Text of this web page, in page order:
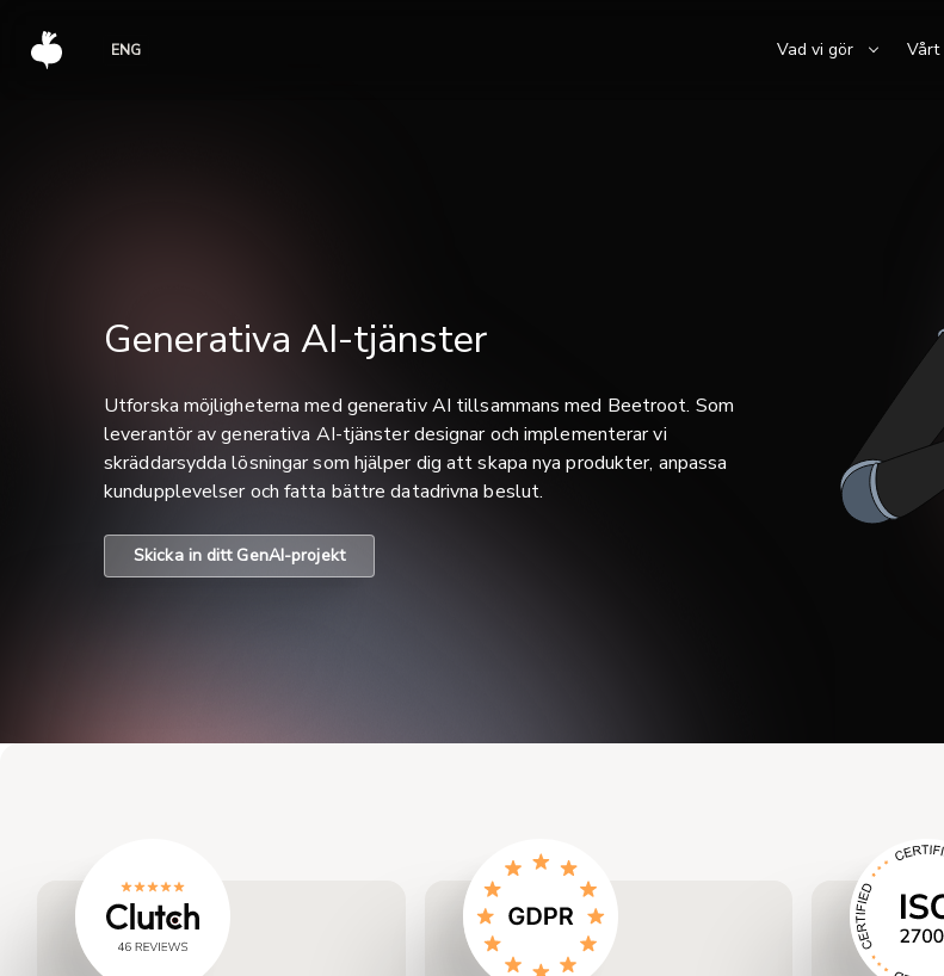
ENG Vad vi gör Vårt
Generativa AI-tjänster
Utforska möjligheterna med generativ AI tillsammans med Beetroot. Som
leverantör av generativa AI-tjänster designar och implementerar vi
skräddarsydda lösningar som hjälper dig att skapa nya produkter, anpassa
kundupplevelser och fatta bättre datadrivna beslut.
Skicka in ditt GenAI-projekt